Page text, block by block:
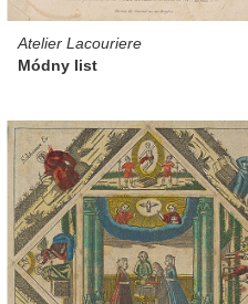
Atelier Lacouriere
Módny list